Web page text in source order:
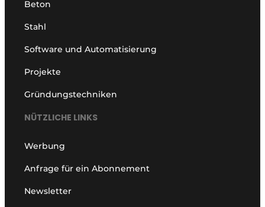
Beton
Stahl
Software und Automatisierung
Projekte
Gründungstechniken
NÜTZLICHE LINKS
Werbung
Anfrage für ein Abonnement
Newsletter